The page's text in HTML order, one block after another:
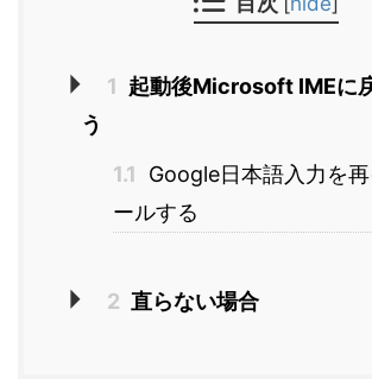
1 起動後Microsoft IMEに
う
1.1
Google日本語入力を再
ールする
2 直らない場合